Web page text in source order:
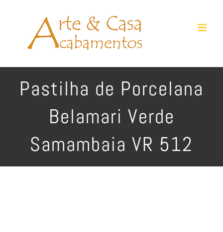
Pastilha de Porcelana
Belamari Verde
Samambaia VR 512